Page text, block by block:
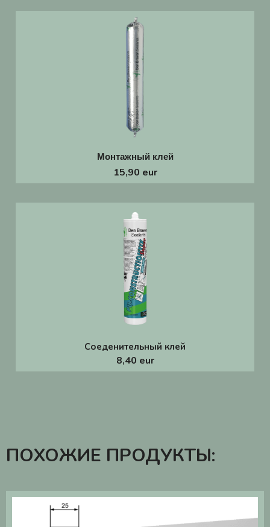
Монтажный клей
15,90 eur
Соеденительный клей
8,40 eur
ПОХОЖИЕ ПРОДУКТЫ: